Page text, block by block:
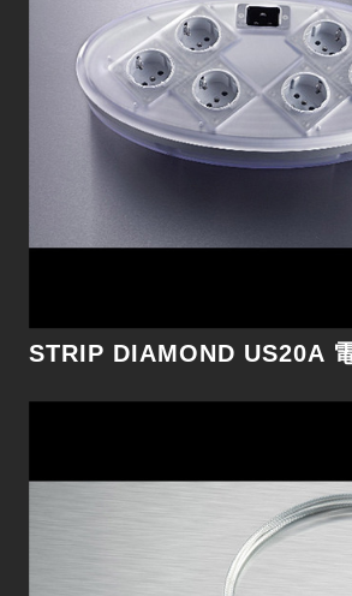
STRIP DIAMOND US20A
無論是細微失真、線材阻抗及蓄電
損耗都非常低，造就絕佳的時間和
解析和音樂細節。